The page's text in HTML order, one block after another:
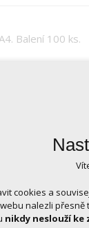
Balení 100 ks.
cookies a
nalezli
nikdy neslouží